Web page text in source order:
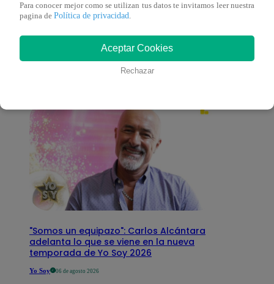
También te puede
interesar
"Somos un equipazo": Carlos Alcántara
adelanta lo que se viene en la nueva
temporada de Yo Soy 2026
Yo Soy 06 de agosto 2026
Para conocer mejor como se utilizan tus datos te invitamos leer nuestra
pagina de Política de privacidad
Aceptar Cookies
Rechazar